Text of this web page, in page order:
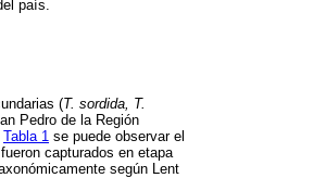
país.
(T. sordida, T.
Pedro de la Región
Tabla 1 se puede observar el
capturados en etapa
según Lent